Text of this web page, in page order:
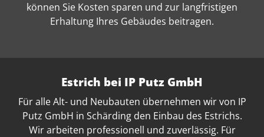
können Sie Kosten sparen und zur langfristigen
Erhaltung Ihres Gebäudes beitragen.
Estrich bei IP Putz GmbH
Für alle Alt- und Neubauten übernehmen wir von IP
Putz GmbH in Schärding den Einbau des Estrichs.
Wir arbeiten professionell und zuverlässig. Für